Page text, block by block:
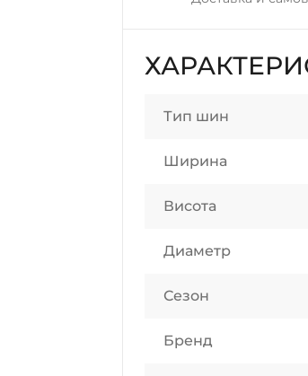
Тип шин
Ширина
Висота
Диаметр
Сезон
Бренд